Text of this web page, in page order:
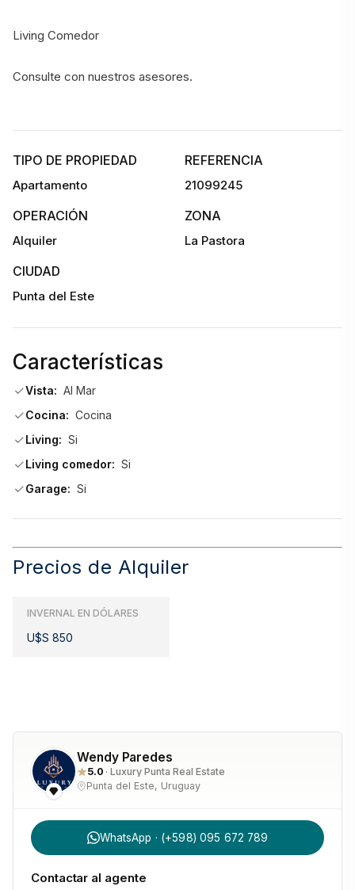
Living Comedor
Consulte con nuestros asesores.
TIPO DE PROPIEDAD
Apartamento
REFERENCIA
21099245
OPERACIÓN
Alquiler
ZONA
La Pastora
CIUDAD
Punta del Este
Características
Vista: Al Mar
Cocina: Cocina
Living: Si
Living comedor: Si
Garage: Si
Precios de Alquiler
INVERNAL EN DÓLARES
U$S 850
Wendy Paredes
5.0 · Luxury Punta Real Estate
Punta del Este, Uruguay
WhatsApp · (+598) 095 672 789
Contactar al agente